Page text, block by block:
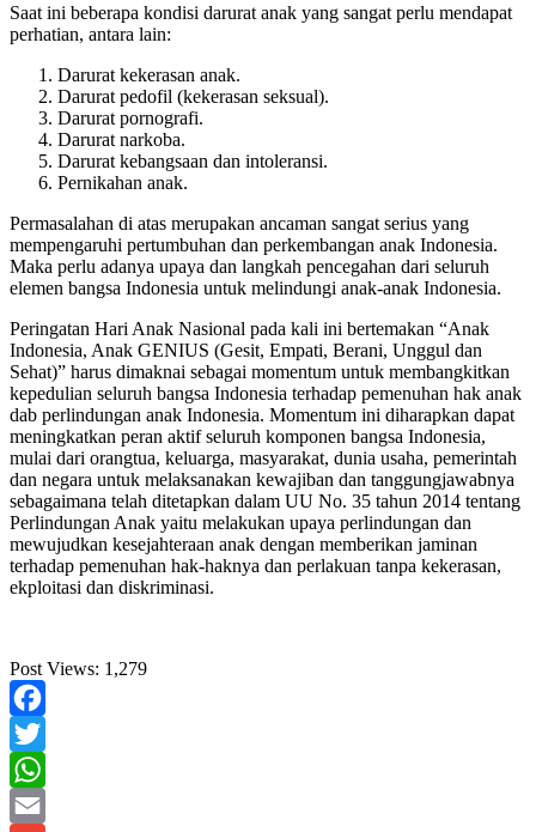
Saat ini beberapa kondisi darurat anak yang sangat perlu mendapat
perhatian, antara lain:
Darurat kekerasan anak.
Darurat pedofil (kekerasan seksual).
Darurat pornografi.
Darurat narkoba.
Darurat kebangsaan dan intoleransi.
Pernikahan anak.
Permasalahan di atas merupakan ancaman sangat serius yang
mempengaruhi pertumbuhan dan perkembangan anak Indonesia.
Maka perlu adanya upaya dan langkah pencegahan dari seluruh
elemen bangsa Indonesia untuk melindungi anak-anak Indonesia.
Peringatan Hari Anak Nasional pada kali ini bertemakan “Anak
Indonesia, Anak GENIUS (Gesit, Empati, Berani, Unggul dan
Sehat)” harus dimaknai sebagai momentum untuk membangkitkan
kepedulian seluruh bangsa Indonesia terhadap pemenuhan hak anak
dab perlindungan anak Indonesia. Momentum ini diharapkan dapat
meningkatkan peran aktif seluruh komponen bangsa Indonesia,
mulai dari orangtua, keluarga, masyarakat, dunia usaha, pemerintah
dan negara untuk melaksanakan kewajiban dan tanggungjawabnya
sebagaimana telah ditetapkan dalam UU No. 35 tahun 2014 tentang
Perlindungan Anak yaitu melakukan upaya perlindungan dan
mewujudkan kesejahteraan anak dengan memberikan jaminan
terhadap pemenuhan hak-haknya dan perlakuan tanpa kekerasan,
ekploitasi dan diskriminasi.
Post Views: 1,279
Facebook
Twitter
WhatsApp